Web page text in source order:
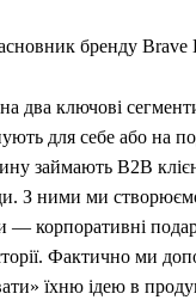
бренду Brave
два ключові
для себе або на
займають B2B
З ними ми
— корпоративні
Фактично ми
їхню ідею в